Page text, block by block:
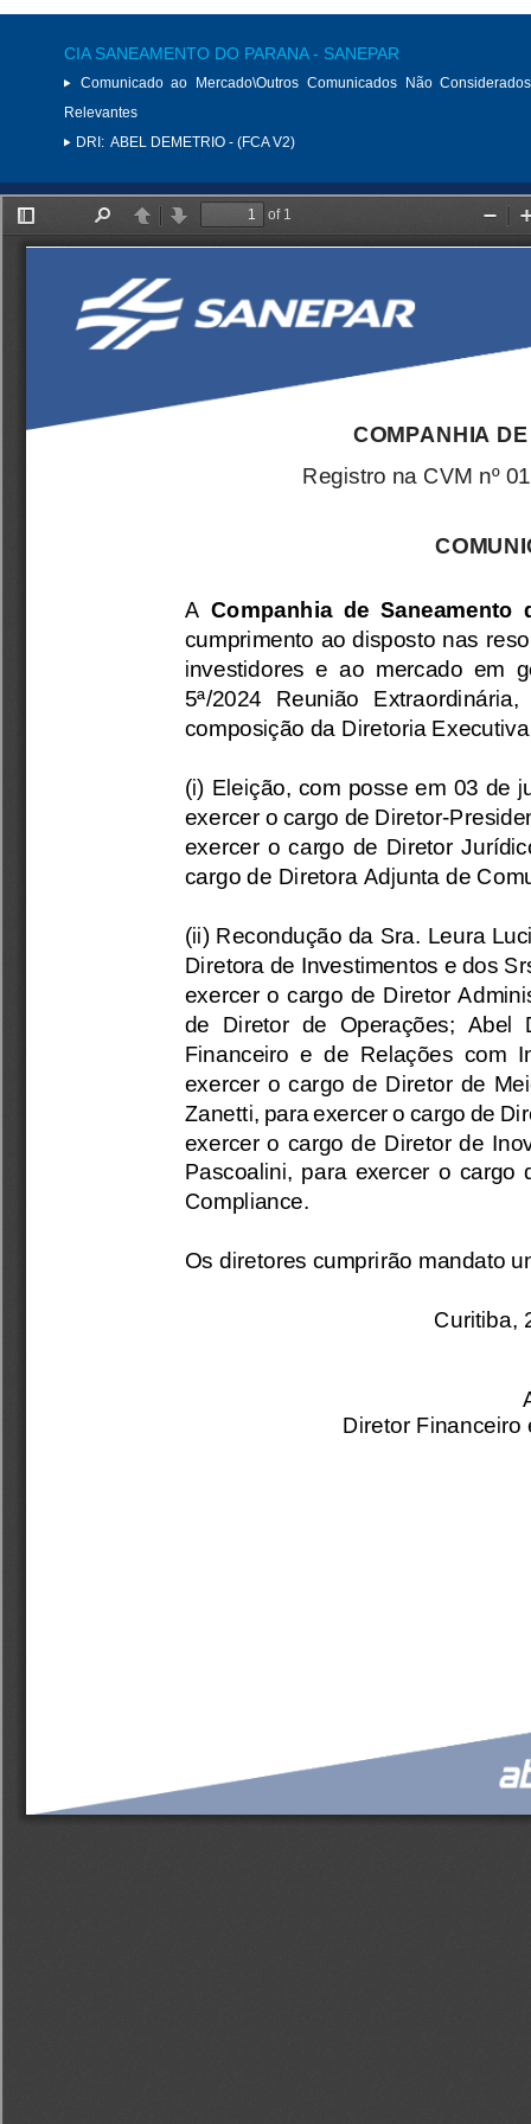
CIA SANEAMENTO DO PARANA - SANEPAR
Comunicado ao Mercado\Outros Comunicados Não
Relevantes
DRI: ABEL DEMETRIO - (FCA V2)